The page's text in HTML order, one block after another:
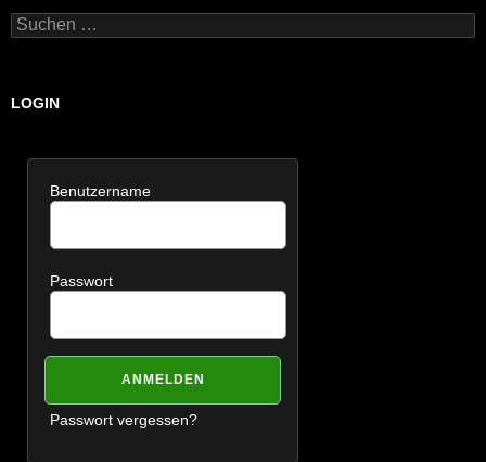
Suchen
nach:
LOGIN
Benutzername
Passwort
Passwort vergessen?